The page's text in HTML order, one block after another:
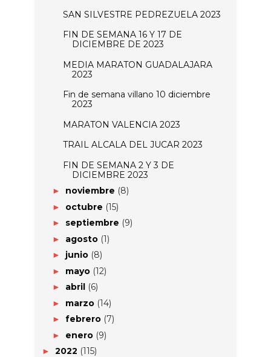
SAN SILVESTRE PEDREZUELA 2023
FIN DE SEMANA 16 Y 17 DE
DICIEMBRE DE 2023
MEDIA MARATON GUADALAJARA
2023
Fin de semana villano 10 diciembre
2023
MARATON VALENCIA 2023
TRAIL ALCALA DEL JUCAR 2023
FIN DE SEMANA 2 Y 3 DE
DICIEMBRE 2023
► noviembre (8)
► octubre (15)
► septiembre (9)
► agosto (1)
► junio (8)
► mayo (12)
► abril (6)
► marzo (14)
► febrero (7)
► enero (9)
► 2022 (115)